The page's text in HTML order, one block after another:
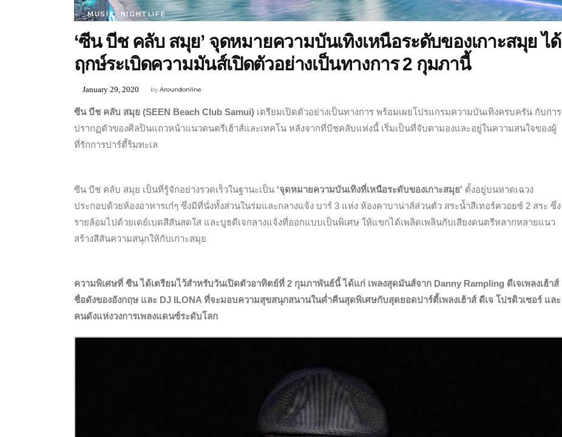
MUSIC, NIGHTLIFE
‘ซีน บีช คลับ สมุย’ จุดหมายความบันเทิงเหนือระดับของเกาะสมุย ได้
ฤกษ์ระเบิดความมันส์เปิดตัวอย่างเป็นทางการ 2 กุมภานี้
byAroundonline
January 29, 2020
ซีน บีช คลับ สมุย (SEEN Beach Club Samui) เตรียมเปิดตัวอย่างเป็นทางการ พร้อมเผยโปรแกรมความบันเทิงครบครัน กับการ
ปรากฏตัวของศิลปินแถวหน้าแนวดนตรีเฮ้าส์และเทคโน หลังจากที่บีชคลับแห่งนี้ เริ่มเป็นที่จับตามองและอยู่ในความสนใจของผู้
ที่รักการปาร์ตี้ริมทะเล
ซีน บีช คลับ สมุย เป็นที่รู้จักอย่างรวดเร็วในฐานะเป็น ‘จุดหมายความบันเทิงที่เหนือระดับของเกาะสมุย’ ตั้งอยู่บนหาดเฉวง
ประกอบด้วยห้องอาหารเก๋ๆ ซึ่งมีที่นั่งทั้งส่วนในร่มและกลางแจ้ง บาร์ 3 แห่ง ห้องคาบาน่าส์ส่วนตัว สระน้ำสีเทอร์ควอยซ์ 2 สระ ซึ่ง
รายล้อมไปด้วยเดย์เบดสีสันสดใส และบูธดีเจกลางแจ้งที่ออกแบบเป็นพิเศษ ให้แขกได้เพลิดเพลินกับเสียงดนตรีหลากหลายแนว
สร้างสีสันความสนุกให้กับเกาะสมุย
ความพิเศษที่ ซีน ได้เตรียมไว้สำหรับวันเปิดตัวอาทิตย์ที่ 2 กุมภาพันธ์นี้ ได้แก่ เพลงสุดมันส์จาก Danny Rampling ดีเจเพลงเฮ้าส์
ชื่อดังของอังกฤษ และ DJ ILONA ที่จะมอบความสุขสนุกสนานในค่ำคืนสุดพิเศษกับสุดยอดปาร์ตี้เพลงเฮ้าส์ ดีเจ โปรดิวเซอร์ และ
คนดังแห่งวงการเพลงแดนซ์ระดับโลก